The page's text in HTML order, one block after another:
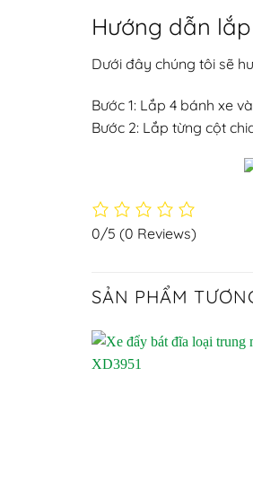
Hướng dẫn
Dưới đây chúng tôi sẽ
Bước 1: Lắp 4 bánh xe
Bước 2: Lắp từng cột
0/5 (0 Reviews)
SẢN PHẨM